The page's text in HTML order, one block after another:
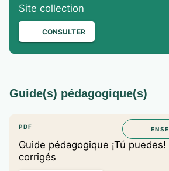
Site collection
CONSULTER
Guide(s) pédagogique(s)
PDF
Guide pédagogique ¡Tú
corrigés